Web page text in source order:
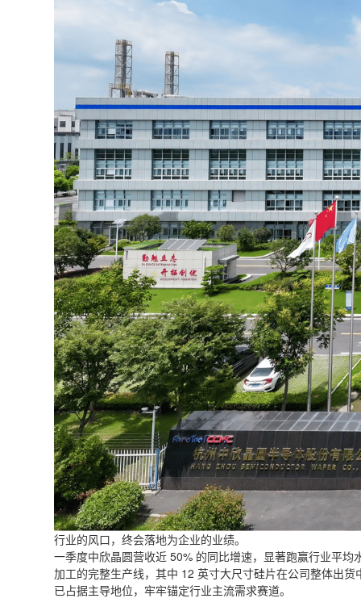
行业的风口，终会落地为企业的业绩。
一季度中欣晶圆营收近 50% 的同比增速，显著跑赢行业平
加工的完整生产线，其中 12 英寸大尺寸硅片在公司整体出货
已占据主导地位，牢牢锚定行业主流需求赛道。